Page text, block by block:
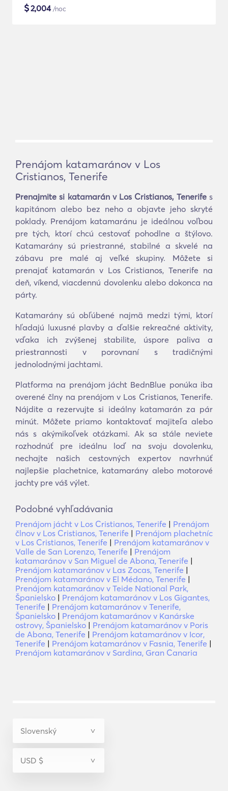
$2,004/noc
Prenájom katamaránov v Los
Cristianos, Tenerife
Prenajmite si katamarán v Los Cristianos, Tenerifes
kapitánom alebo bez neho a objavte jeho skryté
poklady. Prenájom katamaránu je ideálnou voľbou
pre tých, ktorí chcú cestovať pohodlne a štýlovo.
Katamarány sú priestranné, stabilné a skvelé na
zábavu pre malé aj veľké skupiny. Môžete si
prenajať katamarán v Los Cristianos, Tenerife na
deň, víkend, viacdennú dovolenku alebo dokonca na
párty.
Katamarány sú obľúbené najmä medzi tými, ktorí
hľadajú luxusné plavby a ďalšie rekreačné aktivity,
vďaka ich zvýšenej stabilite, úspore paliva a
priestrannosti v porovnaní s tradičnými
jednolodnými jachtami.
Platforma na prenájom jácht BednBlue ponúka iba
overené člny na prenájom v Los Cristianos, Tenerife.
Nájdite a rezervujte si ideálny katamarán za pár
minút. Môžete priamo kontaktovať majiteľa alebo
nás s akýmikoľvek otázkami. Ak sa stále neviete
rozhodnúť pre ideálnu loď na svoju dovolenku,
nechajte našich cestovných expertov navrhnúť
najlepšie plachetnice, katamarány alebo motorové
jachty pre váš výlet.
Podobné vyhľadávania
Prenájom jácht v Los Cristianos, Tenerife | Prenájom
člnov v Los Cristianos, Tenerife | Prenájom plachetníc
v Los Cristianos, Tenerife | Prenájom katamaránov v
Valle de San Lorenzo, Tenerife | Prenájom
katamaránov v San Miguel de Abona, Tenerife |
Prenájom katamaránov v Las Zocas, Tenerife |
Prenájom katamaránov v El Médano, Tenerife |
Prenájom katamaránov v Teide National Park,
Španielsko | Prenájom katamaránov v Los Gigantes,
Tenerife | Prenájom katamaránov v Tenerife,
Španielsko | Prenájom katamaránov v Kanárske
ostrovy, Španielsko | Prenájom katamaránov v Poris
de Abona, Tenerife | Prenájom katamaránov v Icor,
Tenerife | Prenájom katamaránov v Fasnia, Tenerife |
Prenájom katamaránov v Sardina, Gran Canaria